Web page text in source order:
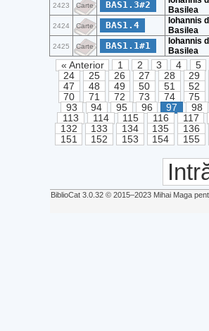
2423 Carte BAS1.3#2
Basilea
2424 Carte BAS1.4
Iohannis
Basilea
2425 Carte BAS1.1#1
Iohannis
Basilea
« Anterior 1 2 3 4 5
24
25 26 27 28 29
47
48 49 50 51 52
70
71 72 73 74 75
93
94 95 96 97 98
113
114 115 116 117
132
133 134 135 136
151
152 153 154 155
BiblioCat 3.0.32 © 2015‒2023 Mihai Maga